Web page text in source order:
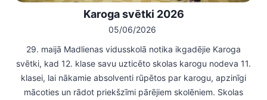
Karoga svētki 2026
05/06/2026
29. maijā Madlienas vidusskolā notika ikgadējie Karoga
svētki, kad 12. klase savu uzticēto skolas karogu nodeva 11.
klasei, lai nākamie absolventi rūpētos par karogu, apzinīgi
mācoties un rādot priekšzīmi pārējiem skolēniem. Skolas